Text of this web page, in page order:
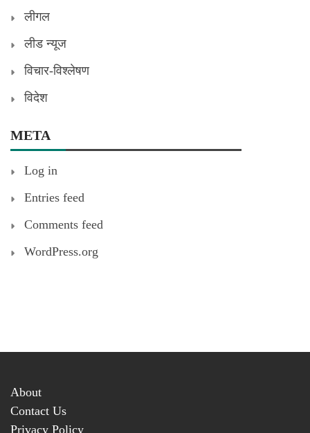
लीगल
लीड न्यूज
विचार-विश्लेषण
विदेश
META
Log in
Entries feed
Comments feed
WordPress.org
About
Contact Us
Privacy Policy